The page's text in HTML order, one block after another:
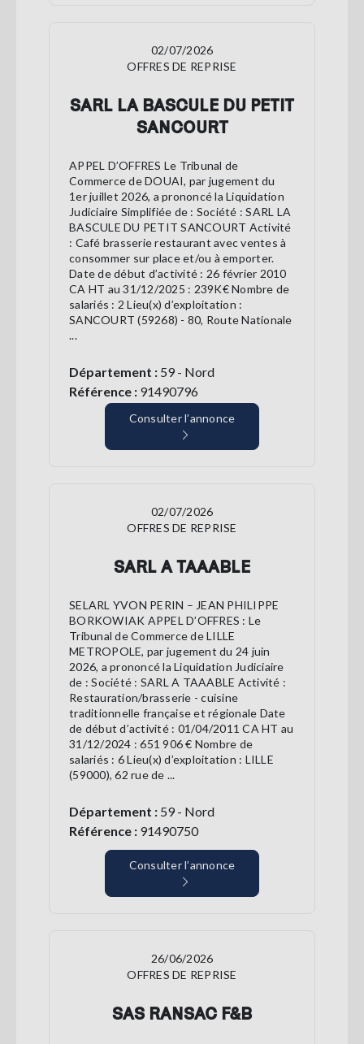
02/07/2026
OFFRES DE REPRISE
SARL LA BASCULE DU PETIT
SANCOURT
APPEL D’OFFRES Le Tribunal de
Commerce de DOUAI, par jugement du
1er juillet 2026, a prononcé la Liquidation
Judiciaire Simplifiée de : Société : SARL LA
BASCULE DU PETIT SANCOURT Activité
: Café brasserie restaurant avec ventes à
consommer sur place et/ou à emporter.
Date de début d’activité : 26 février 2010
CA HT au 31/12/2025 : 239K€ Nombre de
salariés : 2 Lieu(x) d’exploitation :
SANCOURT (59268) - 80, Route Nationale
...
Département : 59 - Nord
Référence : 91490796
Consulter l’annonce
02/07/2026
OFFRES DE REPRISE
SARL A TAAABLE
SELARL YVON PERIN – JEAN PHILIPPE
BORKOWIAK APPEL D’OFFRES : Le
Tribunal de Commerce de LILLE
METROPOLE, par jugement du 24 juin
2026, a prononcé la Liquidation Judiciaire
de : Société : SARL A TAAABLE Activité :
Restauration/brasserie - cuisine
traditionnelle française et régionale Date
de début d’activité : 01/04/2011 CA HT au
31/12/2024 : 651 906 € Nombre de
salariés : 6 Lieu(x) d’exploitation : LILLE
(59000), 62 rue de ...
Département : 59 - Nord
Référence : 91490750
Consulter l’annonce
26/06/2026
OFFRES DE REPRISE
SAS RANSAC F&B